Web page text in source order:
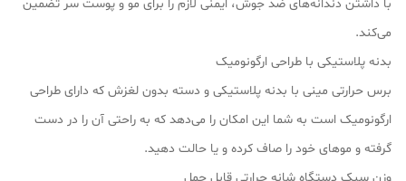
با داشتن دندانه‌های ضد جوش، ایمنی لازم را برای مو و پوست سر تضمین
می‌کند.
بدنه پلاستیکی با طراحی ارگونومیک
برس حرارتی مینی با بدنه پلاستیکی و دسته بدون لغزش که دارای طراحی
ارگونومیک است به شما این امکان را می‌دهد که به راحتی آن را در دست
گرفته و موهای خود را صاف کرده و یا حالت دهید.